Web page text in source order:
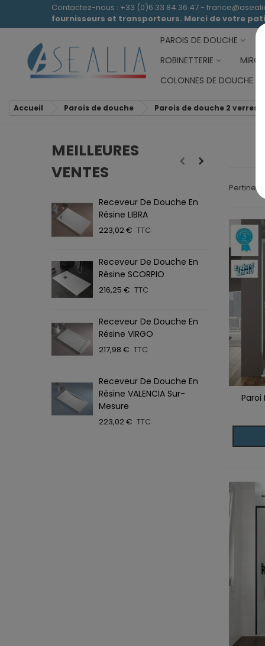
Contactez-nous : +33 (0)6 33 84 36 47 -
fournisseurs et transporteurs. Merci de votre
PAROIS DE DOUCHE
ROBINETTERIE
COLONNES DE DOUCHE
Accueil Parois de douche Parois de douche 2 verres
MEILLEURES
VENTES
Receveur De Douche En
Résine LIBRA
223,02 € TTC
Receveur De Douche En
Résine SCORPIO
216,25 € TTC
Receveur De Douche En
Résine VIRGO
217,98 € TTC
Receveur De Douche En
Résine VALENCIA Sur-
Mesure
223,02 € TTC
Paroi